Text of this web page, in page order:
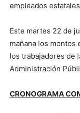
empleados
Este martes 22 de
mañana los montos
los trabajadores de
Administración
CRONOGRAMA